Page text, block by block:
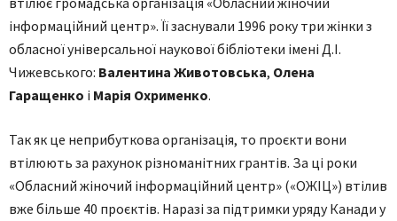
інформаційний центр». Її заснували 1996 року три жінки з
обласної універсальної наукової бібліотеки імені Д.І.
Чижевського: Валентина Животовська, Олена
Гаращенко і Марія Охрименко.
Так як це неприбуткова організація, то проєкти вони
втілюють за рахунок різноманітних грантів. За ці роки
«Обласний жіночий інформаційний центр» («ОЖІЦ») втілив
вже більше 40 проєктів. Наразі за підтримки уряду Канади у